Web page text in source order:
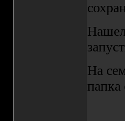
Нашел
На
папка